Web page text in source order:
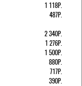
1 118Р.
487Р.
2 340Р.
1 276Р.
1 500Р.
880Р.
717Р.
390Р.